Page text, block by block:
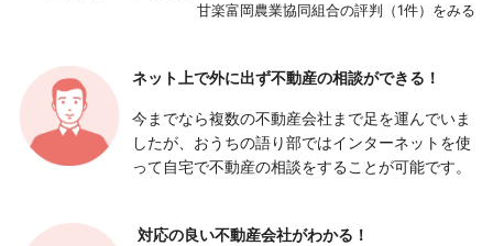
甘楽富岡農業協同組合の評判（1件）をみる
ネット上で外に出ず不動産の相談ができる！
今までなら複数の不動産会社まで足を運んでいま
したが、おうちの語り部ではインターネットを使
って自宅で不動産の相談をすることが可能です。
対応の良い不動産会社がわかる！